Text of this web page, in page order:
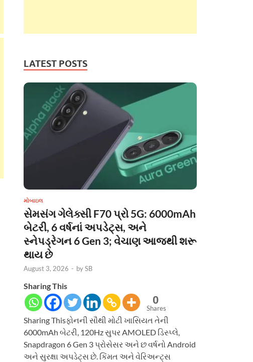
LATEST POSTS
મોબાઇલ
સેમસંગ ગેલેક્સી F70 પ્રો 5G: 6000mAh
બેટરી, 6 વર્ષનાં અપડેટ્સ, અને
સ્નેપડ્રેગન 6 Gen 3; વેચાણ આજથી શરૂ
થાય છે
August 3, 2026 - bySB
Sharing This
0
Shares
Sharing Thisફોનની સૌથી મોટી ખાસિયત તેની
6000mAh બેટરી, 120Hz સુપર AMOLED ડિસ્પ્લે,
Snapdragon 6 Gen 3 પ્રોસેસર અને છ વર્ષનો Android
અને સુરક્ષા અપડેટ્સ છે. કિંમત અને વેરિઅન્ટ્સ